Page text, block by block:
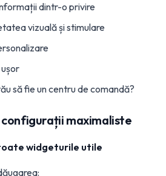
dintr-o privire
vizuală și stimulare
să fie un centru de comandă?
maximaliste
widgeturile utile